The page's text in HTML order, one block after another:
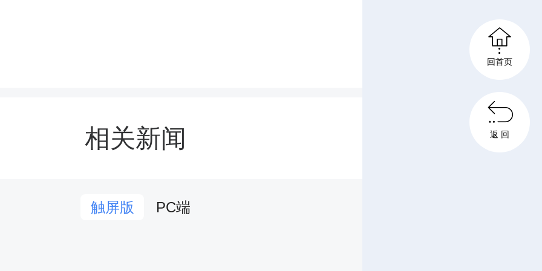
动最让人激动的环节，就是与高科
机器人“蝎子”时，大家都瞪大了
相关新闻
触屏版 PC端

回首页

返 回